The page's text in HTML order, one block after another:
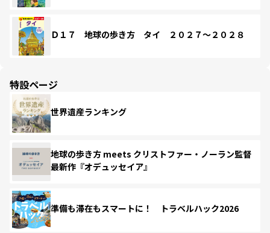
Ｄ１７ 地球の歩き方 タイ ２０２７～２０２８
特設ページ
世界遺産ランキング
地球の歩き方 meets クリストファー・ノーラン監督
最新作『オデュッセイア』
準備も滞在もスマートに！ トラベルハック2026